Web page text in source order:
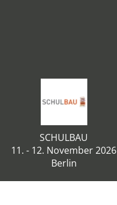
SCHULBAU
11. - 12. November 2026
Berlin